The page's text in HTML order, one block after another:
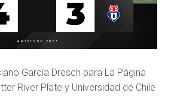
García Dresch para La Página
River Plate y Universidad de Chile